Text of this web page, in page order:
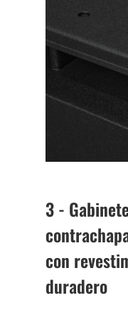
3 -
con
duradero